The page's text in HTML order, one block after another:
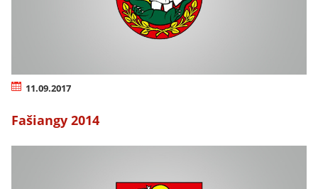
11.09.2017
Fašiangy 2014